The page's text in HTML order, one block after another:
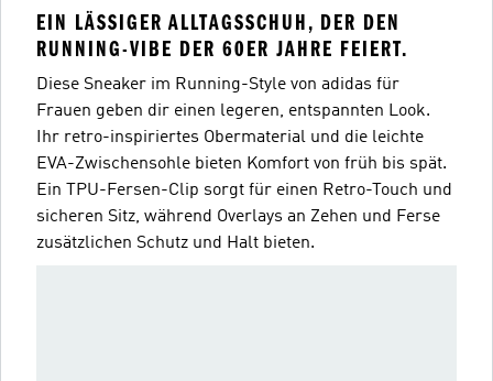
EIN LÄSSIGER ALLTAGSSCHUH, DER DEN
RUNNING-VIBE DER 60ER JAHRE FEIERT.
Diese Sneaker im Running-Style von adidas für
Frauen geben dir einen legeren, entspannten Look.
Ihr retro-inspiriertes Obermaterial und die leichte
EVA-Zwischensohle bieten Komfort von früh bis spät.
Ein TPU-Fersen-Clip sorgt für einen Retro-Touch und
sicheren Sitz, während Overlays an Zehen und Ferse
zusätzlichen Schutz und Halt bieten.